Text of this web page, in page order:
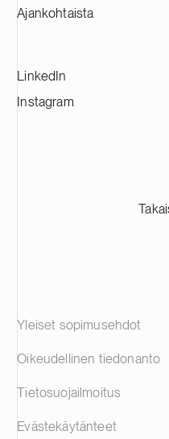
Ajankohtaista
LinkedIn
Instagram
Yleiset sopimusehdot
Oikeudellinen tiedonanto
Tietosuojailmoitus
Evästekäytänteet